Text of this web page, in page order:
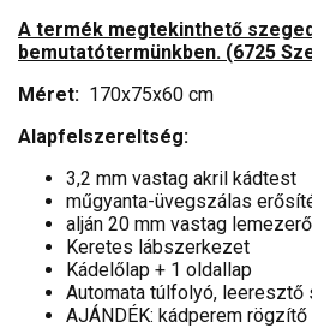
A termék megtekinthető
bemutatótermünkben. (6725
Méret: 170x75x60 cm
Alapfelszereltség:
3,2 mm vastag akril kádtest
műgyanta-üvegszálas
alján 20 mm vastag
Keretes lábszerkezet
Kádelőlap + 1 oldallap
Automata túlfolyó,
AJÁNDÉK: kádperem